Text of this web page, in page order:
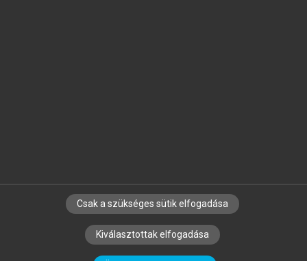
SZERZŐKNEK CÉGEKNEK KÖNYVTÁROSOKNAK
SZERKESZTÉSI ÉS LEKTORÁLÁSI ALAPELVEK
Csak a szükséges sütik elfogadása
Kiválasztottak elfogadása